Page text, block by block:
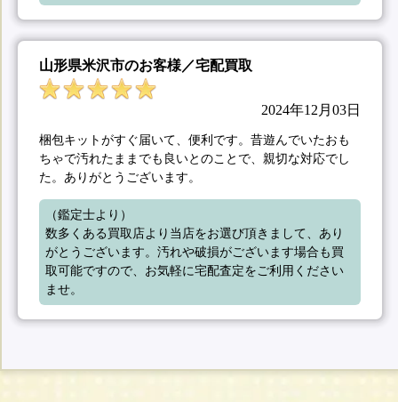
山形県米沢市のお客様／宅配買取
2024年12月03日
梱包キットがすぐ届いて、便利です。昔遊んでいたおも
ちゃで汚れたままでも良いとのことで、親切な対応でし
た。ありがとうございます。
（鑑定士より）
数多くある買取店より当店をお選び頂きまして、あり
がとうございます。汚れや破損がございます場合も買
取可能ですので、お気軽に宅配査定をご利用ください
ませ。